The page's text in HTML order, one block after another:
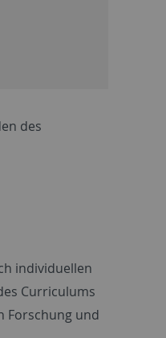
des
individuellen
Curriculums
Forschung und